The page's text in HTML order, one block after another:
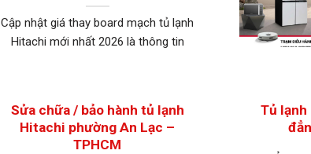
Cập nhật giá thay board mạch tủ lạnh
Hitachi mới nhất 2026 là thông tin
Sửa chữa / bảo hành tủ lạnh
Hitachi phường An Lạc –
TPHCM
Tủ lạnh